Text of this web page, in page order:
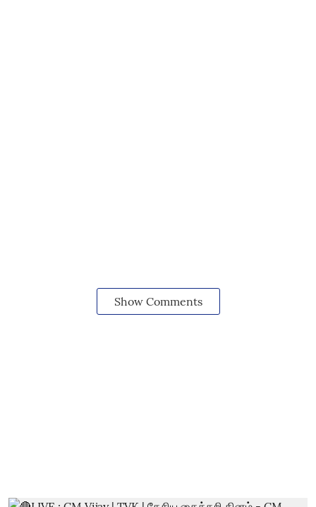
Show Comments